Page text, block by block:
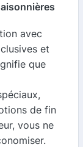
avec
et
que
de fin
vous ne